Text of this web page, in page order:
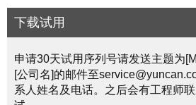
下载试用
申请30天试用序列号请发送主题为
[公司名]的邮件至
系人姓名及电话。之后会有工程师